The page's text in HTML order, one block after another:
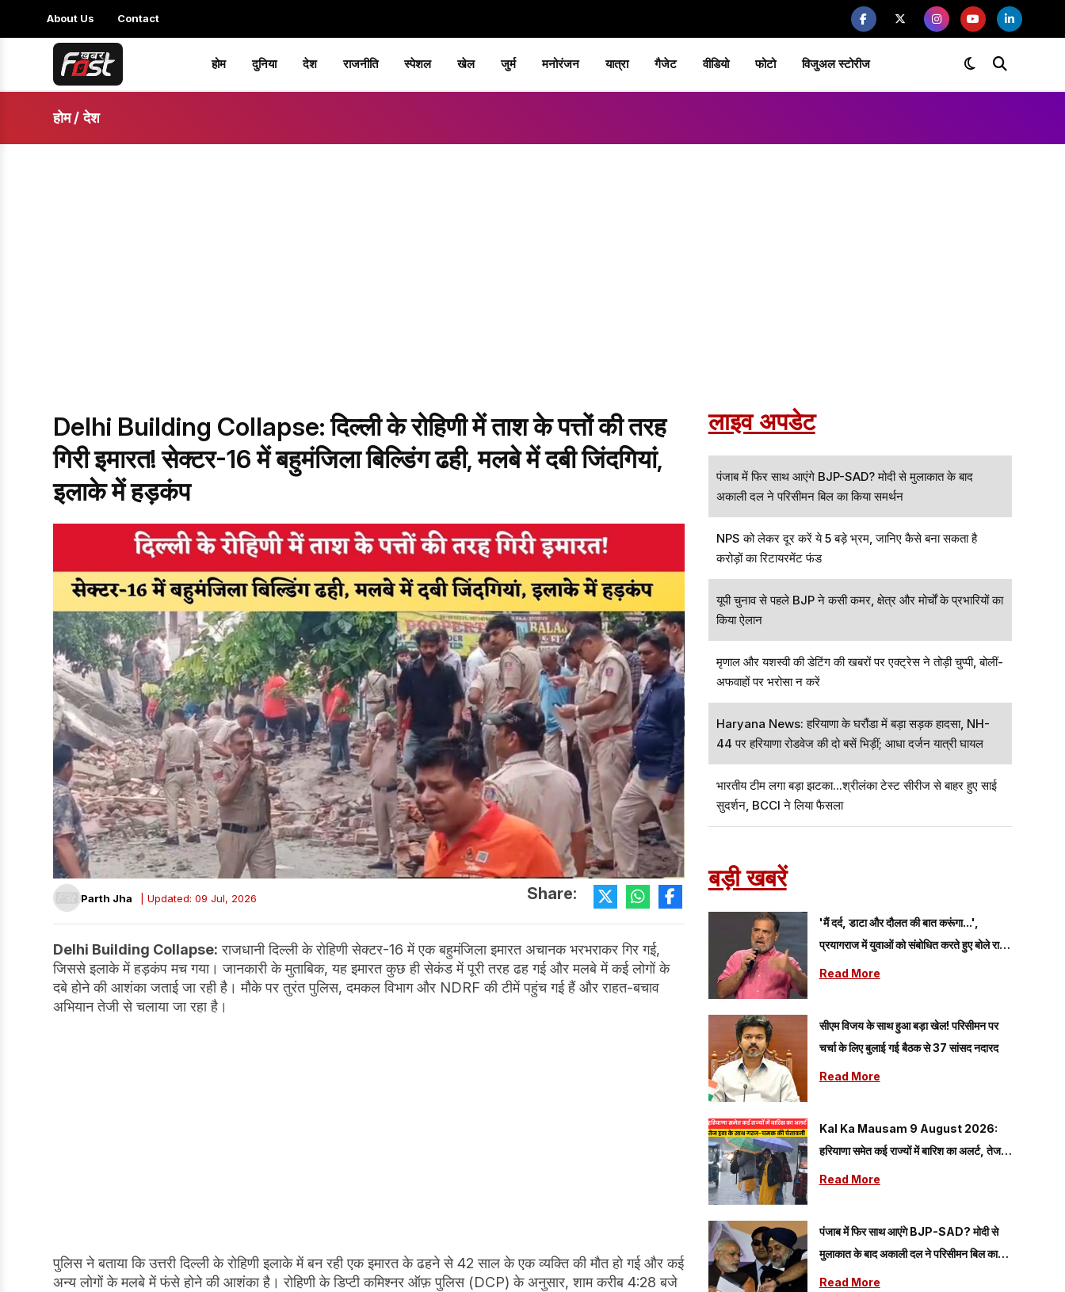
About Us Contact
होम दुनिया देश राजनीति स्पेशल खेल जुर्म मनोरंजन यात्रा गैजेट वीडियो फोटो विजुअल स्टोरीज
होम/ देश
Delhi Building Collapse: दिल्ली के रोहिणी में ताश के पत्तों की तरह
गिरी इमारत! सेक्टर-16 में बहुमंजिला बिल्डिंग ढही, मलबे में दबी जिंदगियां,
इलाके में हड़कंप
Parth Jha | Updated: 09 Jul, 2026 Share:
Delhi Building Collapse: राजधानी दिल्ली के रोहिणी सेक्टर-16 में एक बहुमंजिला इमारत अचानक भरभराकर गिर गई,
जिससे इलाके में हड़कंप मच गया। जानकारी के मुताबिक, यह इमारत कुछ ही सेकंड में पूरी तरह ढह गई और मलबे में कई लोगों के
दबे होने की आशंका जताई जा रही है। मौके पर तुरंत पुलिस, दमकल विभाग और NDRF की टीमें पहुंच गई हैं और राहत-बचाव
अभियान तेजी से चलाया जा रहा है।
पुलिस ने बताया कि उत्तरी दिल्ली के रोहिणी इलाके में बन रही एक इमारत के ढहने से 42 साल के एक व्यक्ति की मौत हो गई और कई
अन्य लोगों के मलबे में फंसे होने की आशंका है। रोहिणी के डिप्टी कमिश्नर ऑफ़ पुलिस (DCP) के अनुसार, शाम करीब 4:28 बजे
लाइव अपडेट
पंजाब में फिर साथ आएंगे BJP-SAD? मोदी से मुलाकात के बाद
अकाली दल ने परिसीमन बिल का किया समर्थन
NPS को लेकर दूर करें ये 5 बड़े भ्रम, जानिए कैसे बना सकता है
करोड़ों का रिटायरमेंट फंड
यूपी चुनाव से पहले BJP ने कसी कमर, क्षेत्र और मोर्चों के प्रभारियों का
किया ऐलान
मृणाल और यशस्वी की डेटिंग की खबरों पर एक्ट्रेस ने तोड़ी चुप्पी, बोलीं-
अफवाहों पर भरोसा न करें
Haryana News: हरियाणा के घरौंडा में बड़ा सड़क हादसा, NH-
44 पर हरियाणा रोडवेज की दो बसें भिड़ीं; आधा दर्जन यात्री घायल
भारतीय टीम लगा बड़ा झटका...श्रीलंका टेस्ट सीरीज से बाहर हुए साई
सुदर्शन, BCCI ने लिया फैसला
बड़ी खबरें
'मैं दर्द, डाटा और दौलत की बात करूंगा...',
प्रयागराज में युवाओं को संबोधित करते हुए बोले राहुल
गांधी
Read More
सीएम विजय के साथ हुआ बड़ा खेल! परिसीमन पर
चर्चा के लिए बुलाई गई बैठक से 37 सांसद नदारद
Read More
Kal Ka Mausam 9 August 2026:
हरियाणा समेत कई राज्यों में बारिश का अलर्ट, तेज
हवा के साथ गरज-चमक की चेतावनी
Read More
पंजाब में फिर साथ आएंगे BJP-SAD? मोदी से
मुलाकात के बाद अकाली दल ने परिसीमन बिल का
किया समर्थन
Read More